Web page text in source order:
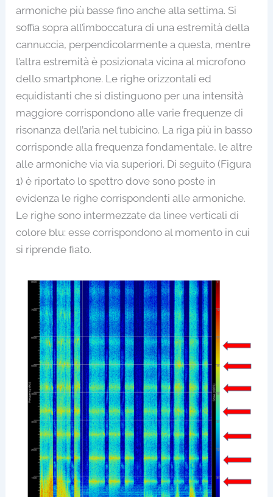
armoniche più basse fino anche alla settima. Si
soffia sopra all’imboccatura di una estremità della
cannuccia, perpendicolarmente a questa, mentre
l’altra estremità è posizionata vicina al microfono
dello smartphone. Le righe orizzontali ed
equidistanti che si distinguono per una intensità
maggiore corrispondono alle varie frequenze di
risonanza dell’aria nel tubicino. La riga più in basso
corrisponde alla frequenza fondamentale, le altre
alle armoniche via via superiori. Di seguito (Figura
1) è riportato lo spettro dove sono poste in
evidenza le righe corrispondenti alle armoniche.
Le righe sono intermezzate da linee verticali di
colore blu: esse corrispondono al momento in cui
si riprende fiato.